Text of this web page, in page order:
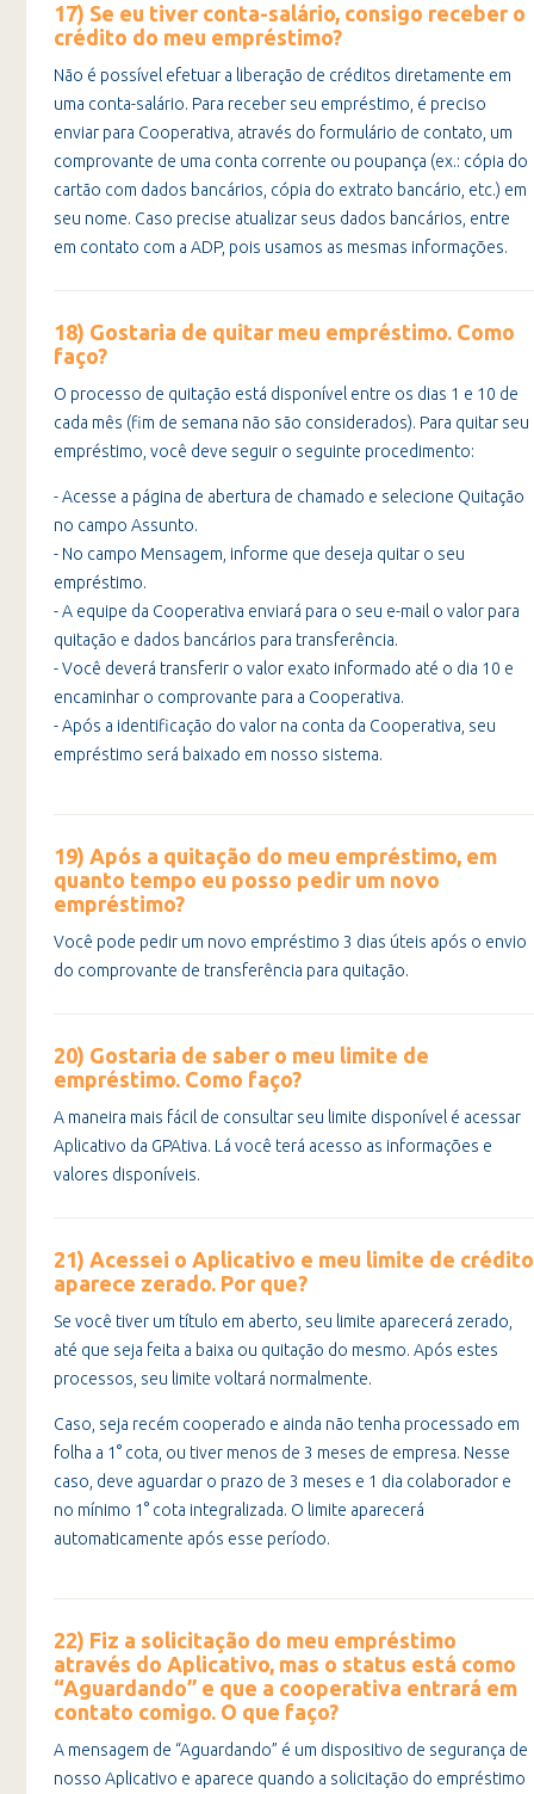
17) Se eu tiver conta-salário, consigo receber o
crédito do meu empréstimo?
Não é possível efetuar a liberação de créditos diretamente em
uma conta-salário. Para receber seu empréstimo, é preciso
enviar para Cooperativa, através do formulário de contato, um
comprovante de uma conta corrente ou poupança (ex.: cópia do
cartão com dados bancários, cópia do extrato bancário, etc.) em
seu nome. Caso precise atualizar seus dados bancários, entre
em contato com a ADP, pois usamos as mesmas informações.
18) Gostaria de quitar meu empréstimo. Como
faço?
O processo de quitação está disponível entre os dias 1 e 10 de
cada mês (fim de semana não são considerados). Para quitar seu
empréstimo, você deve seguir o seguinte procedimento:
- Acesse a página de abertura de chamado e selecione Quitação
no campo Assunto.
- No campo Mensagem, informe que deseja quitar o seu
empréstimo.
- A equipe da Cooperativa enviará para o seu e-mail o valor para
quitação e dados bancários para transferência.
- Você deverá transferir o valor exato informado até o dia 10 e
encaminhar o comprovante para a Cooperativa.
- Após a identificação do valor na conta da Cooperativa, seu
empréstimo será baixado em nosso sistema.
19) Após a quitação do meu empréstimo, em
quanto tempo eu posso pedir um novo
empréstimo?
Você pode pedir um novo empréstimo 3 dias úteis após o envio
do comprovante de transferência para quitação.
20) Gostaria de saber o meu limite de
empréstimo. Como faço?
A maneira mais fácil de consultar seu limite disponível é acessar
Aplicativo da GPAtiva. Lá você terá acesso as informações e
valores disponíveis.
21) Acessei o Aplicativo e meu limite de crédito
aparece zerado. Por que?
Se você tiver um título em aberto, seu limite aparecerá zerado,
até que seja feita a baixa ou quitação do mesmo. Após estes
processos, seu limite voltará normalmente.
Caso, seja recém cooperado e ainda não tenha processado em
folha a 1° cota, ou tiver menos de 3 meses de empresa. Nesse
caso, deve aguardar o prazo de 3 meses e 1 dia colaborador e
no mínimo 1° cota integralizada. O limite aparecerá
automaticamente após esse período.
22) Fiz a solicitação do meu empréstimo
através do Aplicativo, mas o status está como
“Aguardando” e que a cooperativa entrará em
contato comigo. O que faço?
A mensagem de “Aguardando” é um dispositivo de segurança de
nosso Aplicativo e aparece quando a solicitação do empréstimo